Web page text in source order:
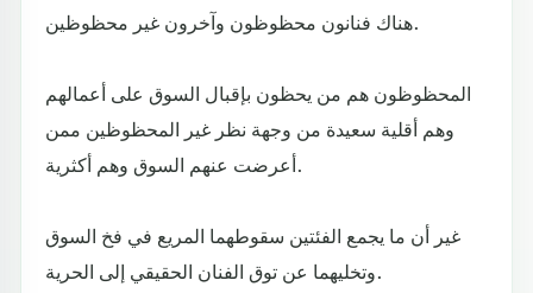
هناك فنانون محظوظون وآخرون غير محظوظين.
المحظوظون هم من يحظون بإقبال السوق على أعمالهم
وهم أقلية سعيدة من وجهة نظر غير المحظوظين ممن
أعرضت عنهم السوق وهم أكثرية.
غير أن ما يجمع الفئتين سقوطهما المريع في فخ السوق
وتخليهما عن توق الفنان الحقيقي إلى الحرية.